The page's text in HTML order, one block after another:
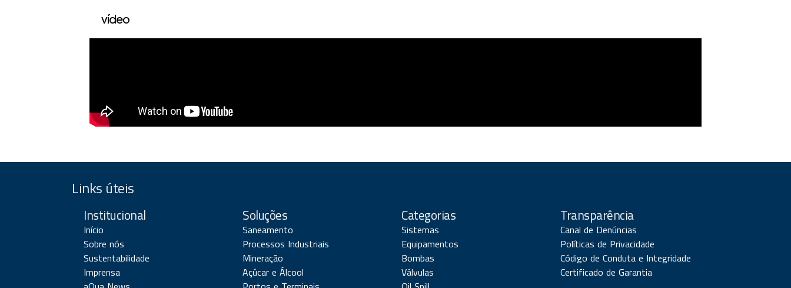
vídeo
Links úteis
Institucional
Início
Sobre nós
Sustentabilidade
Imprensa
Soluções
Saneamento
Processos Industriais
Mineração
Açúcar e Álcool
Categorias
Sistemas
Equipamentos
Bombas
Válvulas
Transparência
Canal de Denúncias
Políticas de Privacidade
Código de Conduta e Integridade
Certificado de Garantia